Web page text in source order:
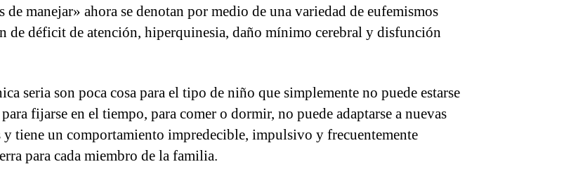
manejar» ahora se denotan por medio de una variedad de eufemismos
de déficit de atención, hiperquinesia, daño mínimo cerebral y disfunción
seria son poca cosa para el tipo de niño que simplemente no puede estarse
fijarse en el tiempo, para comer o dormir, no puede adaptarse a nuevas
tiene un comportamiento impredecible, impulsivo y frecuentemente
para cada miembro de la familia.